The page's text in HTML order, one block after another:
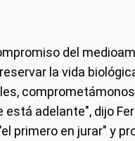
del
la vida
está adelante", dijo
primero en jurar" y